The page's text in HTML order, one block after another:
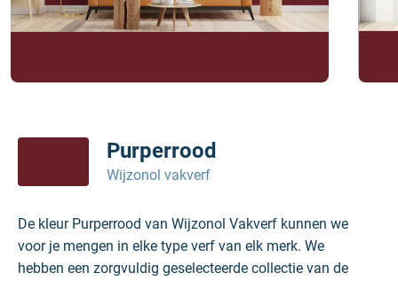
Purperrood
Wijzonol vakverf
De kleur Purperrood van Wijzonol Vakverf kunnen we
voor je mengen in elke type verf van elk merk. We
hebben een zorgvuldig geselecteerde collectie van de